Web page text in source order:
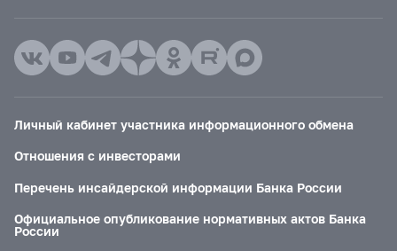
Личный кабинет участника информационного обмена
Отношения с инвесторами
Перечень инсайдерской информации Банка России
Официальное опубликование нормативных актов Банка
России